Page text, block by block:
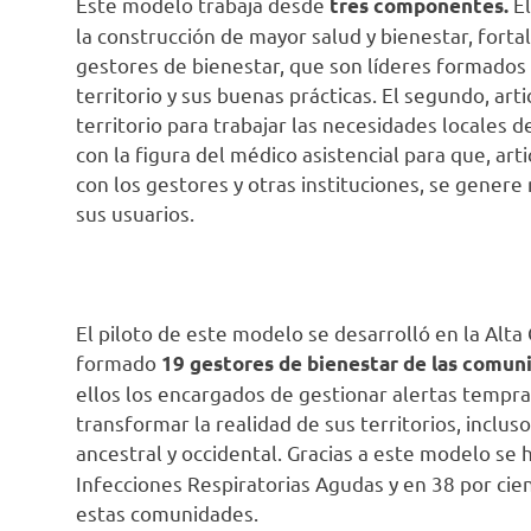
tres componentes.
la construcción de mayor salud y bienestar,
gestores de bienestar, que son líderes
territorio y sus buenas prácticas. El segundo,
territorio para trabajar las necesidades locales
con la figura del médico asistencial para que,
con los gestores y otras instituciones, se
sus usuarios.
El piloto de este modelo se desarrolló en la Alta
formado 19 gestores de bienestar de las
ellos los encargados de gestionar alertas
transformar la realidad de sus territorios,
ancestral y occidental. Gracias a este modelo
Infecciones Respiratorias Agudas y en 38 por
estas comunidades.